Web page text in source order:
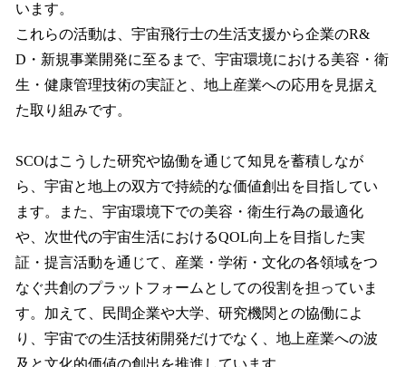
います。
これらの活動は、宇宙飛行士の生活支援から企業のR&
D・新規事業開発に至るまで、宇宙環境における美容・衛
生・健康管理技術の実証と、地上産業への応用を見据え
た取り組みです。
SCOはこうした研究や協働を通じて知見を蓄積しなが
ら、宇宙と地上の双方で持続的な価値創出を目指してい
ます。また、宇宙環境下での美容・衛生行為の最適化
や、次世代の宇宙生活におけるQOL向上を目指した実
証・提言活動を通じて、産業・学術・文化の各領域をつ
なぐ共創のプラットフォームとしての役割を担っていま
す。加えて、民間企業や大学、研究機関との協働によ
り、宇宙での生活技術開発だけでなく、地上産業への波
及と文化的価値の創出を推進しています。